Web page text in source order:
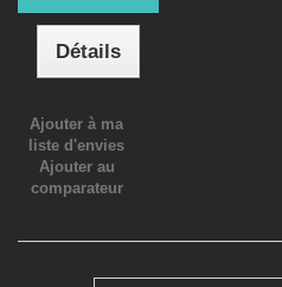
Détails
Ajouter à ma
liste d'envies
Ajouter au
comparateur